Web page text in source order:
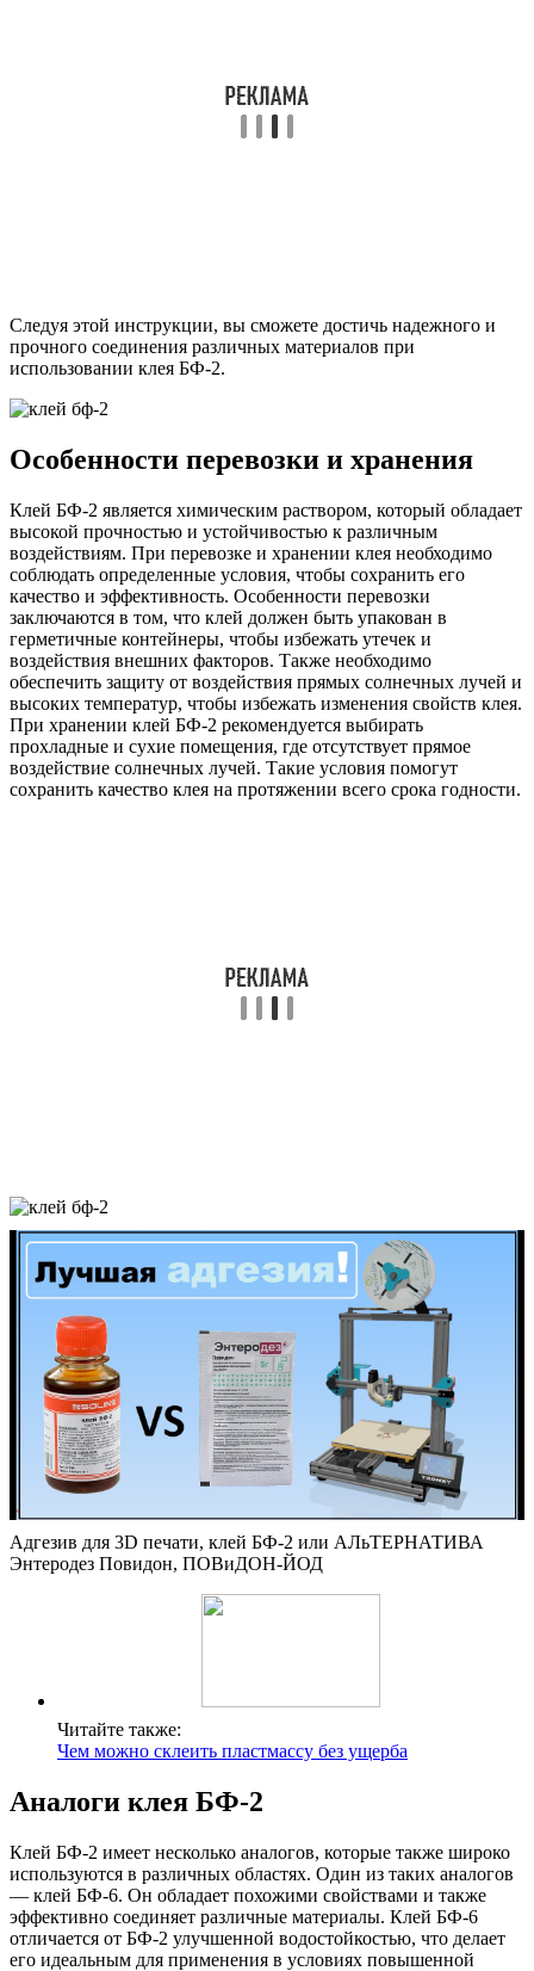
Следуя этой инструкции, вы сможете достичь надежного и
прочного соединения различных материалов при
использовании клея БФ-2.
Особенности перевозки и хранения
Клей БФ-2 является химическим раствором, который обладает
высокой прочностью и устойчивостью к различным
воздействиям. При перевозке и хранении клея необходимо
соблюдать определенные условия, чтобы сохранить его
качество и эффективность. Особенности перевозки
заключаются в том, что клей должен быть упакован в
герметичные контейнеры, чтобы избежать утечек и
воздействия внешних факторов. Также необходимо
обеспечить защиту от воздействия прямых солнечных лучей и
высоких температур, чтобы избежать изменения свойств клея.
При хранении клей БФ-2 рекомендуется выбирать
прохладные и сухие помещения, где отсутствует прямое
воздействие солнечных лучей. Такие условия помогут
сохранить качество клея на протяжении всего срока годности.
Адгезив для 3D печати, клей БФ-2 или АЛьТЕРНАТИВА
Энтеродез Повидон, ПОВиДОН-ЙОД
Читайте также:
Чем можно склеить пластмассу без ущерба
Аналоги клея БФ-2
Клей БФ-2 имеет несколько аналогов, которые также широко
используются в различных областях. Один из таких аналогов
— клей БФ-6. Он обладает похожими свойствами и также
эффективно соединяет различные материалы. Клей БФ-6
отличается от БФ-2 улучшенной водостойкостью, что делает
его идеальным для применения в условиях повышенной